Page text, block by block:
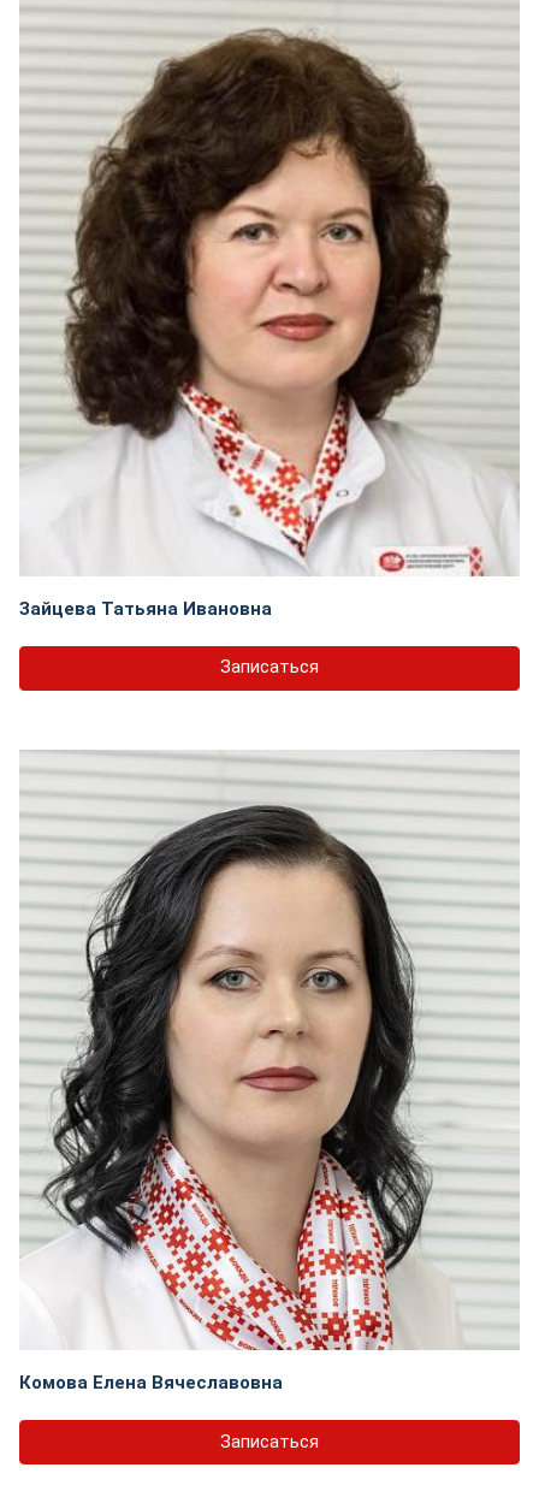
Зайцева Татьяна Ивановна
Записаться
Комова Елена Вячеславовна
Записаться